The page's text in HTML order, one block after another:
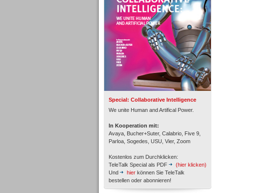
Special: Collaborative Intelligence
We unite Human and Artifical Power.
In Kooperation mit:
Avaya, Bucher+Suter, Calabrio, Five 9,
Parloa, Sogedes, USU, Vier, Zoom
Kostenlos zum Durchklicken:
TeleTalk Special als PDF
(hier klicken)
Und
hier können Sie TeleTalk
bestellen oder abonnieren!
Inbound